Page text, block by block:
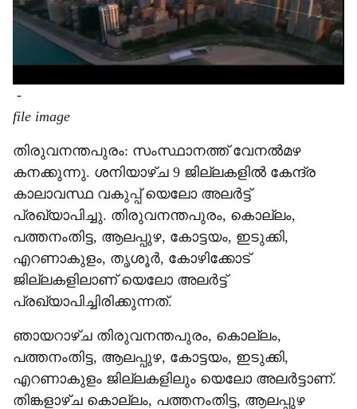
-
file image
തിരുവനന്തപുരം: സംസ്ഥാനത്ത് വേനൽമഴ
കനക്കുന്നു. ശനിയാഴ്ച 9 ജില്ലകളിൽ കേന്ദ്ര
കാലാവസ്ഥ വകുപ്പ് യെലോ അലർട്ട്
പ്രഖ്യാപിച്ചു. തിരുവനന്തപുരം, കൊല്ലം,
പത്തനംതിട്ട, ആലപ്പുഴ, കോട്ടയം, ഇടുക്കി,
എറണാകുളം, തൃശൂർ, കോഴിക്കോട്
ജില്ലകളിലാണ് യെലോ അലർട്ട്
പ്രഖ്യാപിച്ചിരിക്കുന്നത്.
ഞായറാഴ്ച തിരുവനന്തപുരം, കൊല്ലം,
പത്തനംതിട്ട, ആലപ്പുഴ, കോട്ടയം, ഇടുക്കി,
എറണാകുളം ജില്ലകളിലും യെലോ അലർട്ടാണ്.
തിങ്കളാഴ്ച കൊല്ലം, പത്തനംതിട്ട, ആലപ്പുഴ